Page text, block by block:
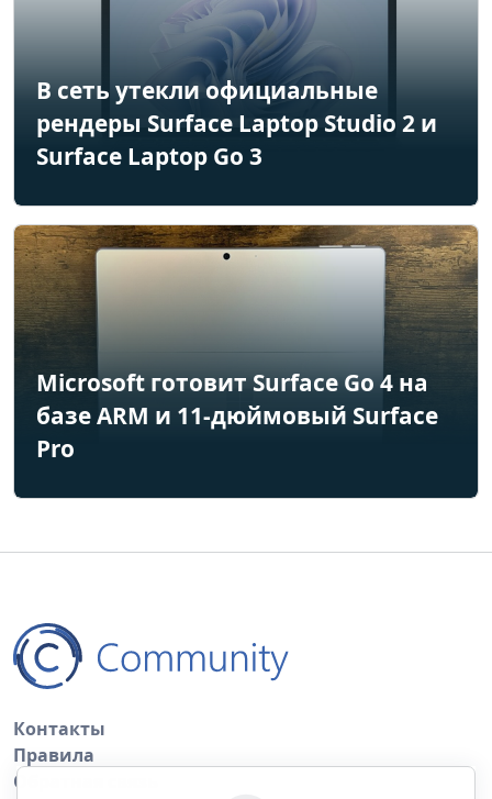
В сеть утекли официальные
рендеры Surface Laptop Studio 2 и
Surface Laptop Go 3
Microsoft готовит Surface Go 4 на
базе ARM и 11-дюймовый Surface
Pro
Контакты
Правила
Обратная связь